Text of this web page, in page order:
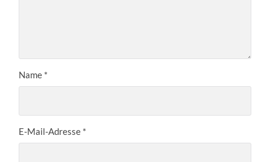
Name *
E-Mail-Adresse *